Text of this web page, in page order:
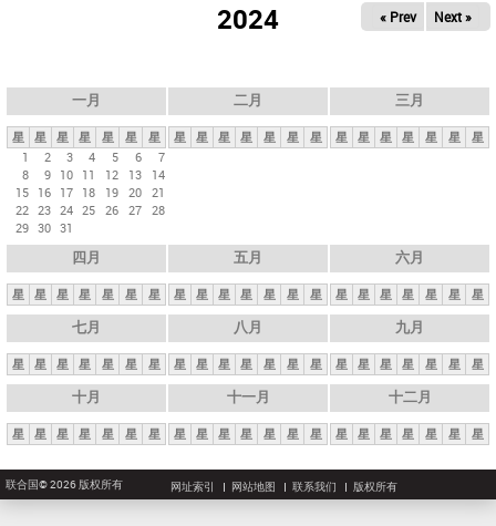
2024 « Prev Next »
一月
星 星 星 星 星 星
星
1
2 3 4 5 6
7
8
9 10 11 12 13
14
15 16 17 18 19 20 21
22 23 24 25 26 27 28
29 30 31
二月
星 星 星 星 星 星 星
三月
星 星 星 星 星 星 星
四月
星 星 星 星 星 星 星
五月
星 星 星 星 星 星 星
六月
星 星 星 星 星 星 星
七月
星 星 星 星 星 星 星
八月
星 星 星 星 星 星 星
九月
星 星 星 星 星 星 星
十月
星 星 星 星 星 星 星
十一月
星 星 星 星 星 星 星
十二月
星 星 星 星 星 星 星
联合国© 2026 版权所有 网址索引 网站地图 联系我们 版权所有